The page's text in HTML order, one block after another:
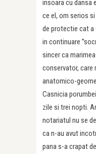
insoara cu dansa
ce el, om serios
de protectie cat
in continuare
sincer ca
conservator, care
anatomico-
Casnicia
zile si trei nopti.
notariatul nu se
ca n-au avut
pana s-a crapat